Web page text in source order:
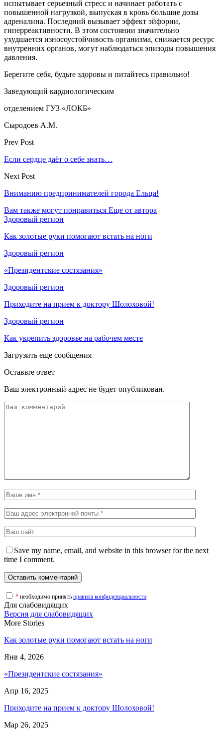
испытывает серьезный стресс и начинает работать с
повышенной нагрузкой, выпуская в кровь большие дозы
адреналина. Последний вызывает эффект эйфории,
гиперреактивности. В этом состоянии значительно
ухудшается износоустойчивость организма, снижается ресурс
внутренних органов, могут наблюдаться эпизоды повышения
давления.
Берегите себя, будьте здоровы и питайтесь правильно!
Заведующий кардиологическим
отделением ГУЗ «ЛОКБ»
Сыродоев А.М.
Prev Post
Если сердце даёт о себе знать…
Next Post
Вниманию предпринимателей города Ельца!
Вам также могут понравиться Еще от автора
Здоровый регион
Как золотые руки помогают встать на ноги
Здоровый регион
«Президентские состязания»
Здоровый регион
Приходите на прием к доктору Шолоховой!
Здоровый регион
Как укрепить здоровье на рабочем месте
Загрузить еще сообщения
Оставьте ответ
Ваш электронный адрес не будет опубликован.
Save my name, email, and website in this browser for the next
time I comment.
* необходимо принять правила конфиденциальности
Для слабовидящих
Версия для слабовидящих
More Stories
Как золотые руки помогают встать на ноги
Янв 4, 2026
«Президентские состязания»
Апр 16, 2025
Приходите на прием к доктору Шолоховой!
Мар 26, 2025